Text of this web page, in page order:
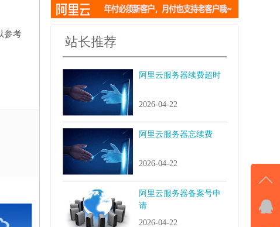
参考
站长推荐
阿里云服务器续费超时
2026-04-22
阿里云服务器忘续费
2026-04-22
阿里云服务器备案号申
请
2026-04-22
QQ